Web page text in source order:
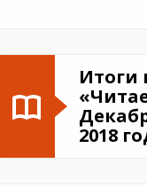
Итоги
2018